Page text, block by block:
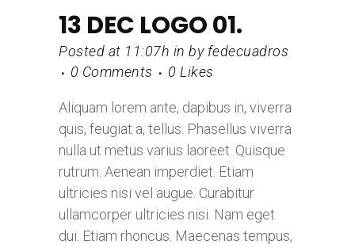
13 DEC LOGO 01.
Posted at 11:07h in by fedecuadros
0 Comments
0 Likes
Aliquam lorem ante, dapibus in, viverra
quis, feugiat a, tellus. Phasellus viverra
nulla ut metus varius laoreet. Quisque
rutrum. Aenean imperdiet. Etiam
ultricies nisi vel augue. Curabitur
ullamcorper ultricies nisi. Nam eget
dui. Etiam rhoncus. Maecenas tempus,